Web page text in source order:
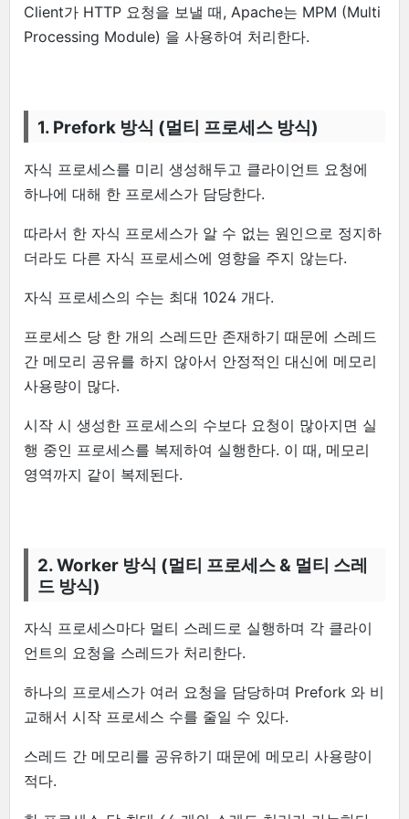
Client가 HTTP 요청을 보낼 때, Apache는 MPM (Multi
Processing Module) 을 사용하여 처리한다.
1. Prefork 방식 (멀티 프로세스 방식)
자식 프로세스를 미리 생성해두고 클라이언트 요청에
하나에 대해 한 프로세스가 담당한다.
따라서 한 자식 프로세스가 알 수 없는 원인으로 정지하
더라도 다른 자식 프로세스에 영향을 주지 않는다.
자식 프로세스의 수는 최대 1024 개다.
프로세스 당 한 개의 스레드만 존재하기 때문에 스레드
간 메모리 공유를 하지 않아서 안정적인 대신에 메모리
사용량이 많다.
시작 시 생성한 프로세스의 수보다 요청이 많아지면 실
행 중인 프로세스를 복제하여 실행한다. 이 때, 메모리
영역까지 같이 복제된다.
2. Worker 방식 (멀티 프로세스 & 멀티 스레
드 방식)
자식 프로세스마다 멀티 스레드로 실행하며 각 클라이
언트의 요청을 스레드가 처리한다.
하나의 프로세스가 여러 요청을 담당하며 Prefork 와 비
교해서 시작 프로세스 수를 줄일 수 있다.
스레드 간 메모리를 공유하기 때문에 메모리 사용량이
적다.